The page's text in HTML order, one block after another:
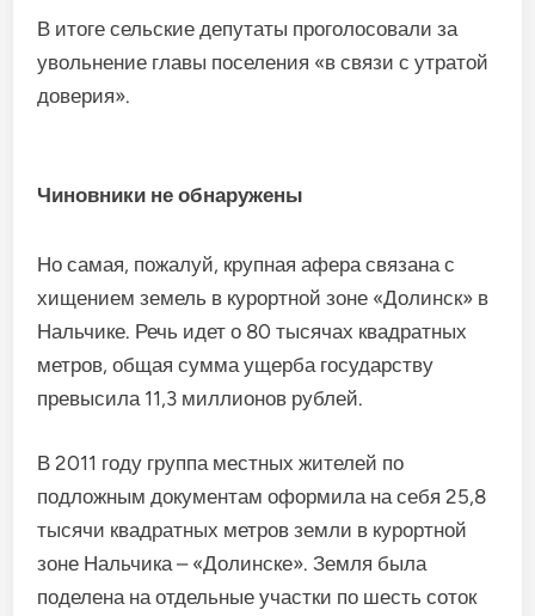
В итоге сельские депутаты проголосовали за
увольнение главы поселения «в связи с утратой
доверия».
Чиновники не обнаружены
Но самая, пожалуй, крупная афера связана с
хищением земель в курортной зоне «Долинск» в
Нальчике. Речь идет о 80 тысячах квадратных
метров, общая сумма ущерба государству
превысила 11,3 миллионов рублей.
В 2011 году группа местных жителей по
подложным документам оформила на себя 25,8
тысячи квадратных метров земли в курортной
зоне Нальчика – «Долинске». Земля была
поделена на отдельные участки по шесть соток